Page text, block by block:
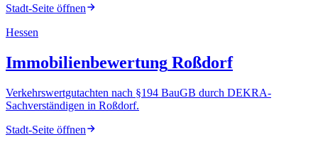
Stadt-Seite öffnen
Hessen
Immobilienbewertung Roßdorf
Verkehrswertgutachten nach §194 BauGB durch DEKRA-
Sachverständigen in Roßdorf.
Stadt-Seite öffnen